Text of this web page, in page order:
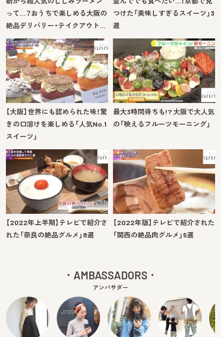
って…？おうちで楽しめる大阪の
絶品デリバリー・テイクアウト…
つけた「美味しすぎるスイーツ」3
選
【大阪】世界にも認められた味！驚
きの口溶けを楽しめる「人気No.1
スイーツ」
最大3時間待ちも!? 大阪で大人気
の「映えるフルーツモーニング」
【2022年上半期】テレビで紹介さ
れた「奈良の絶品グルメ」8選
【2022年版】テレビで紹介された
「関西の絶品肉グルメ」5選
AMBASSADORS
アンバサダー